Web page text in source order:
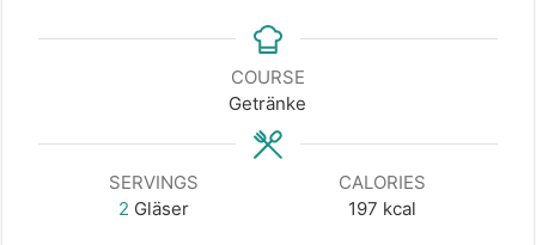
COURSE
Getränke
SERVINGS
2 Gläser
CALORIES
197 kcal